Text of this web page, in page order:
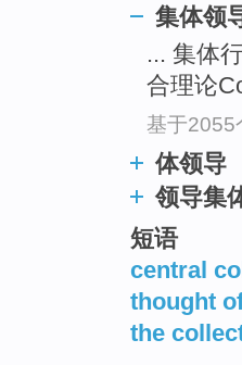
集体领
... 集体
合理论
基于2055
体领导
领导集
短语
central
thought
the